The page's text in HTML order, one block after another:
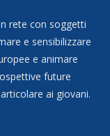
rete con soggetti
e sensibilizzare
e animare
future
ai giovani.